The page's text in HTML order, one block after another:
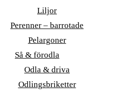
Liljor
Perenner – barrotade
Pelargoner
Så & förodla
Odla & driva
Odlingsbriketter